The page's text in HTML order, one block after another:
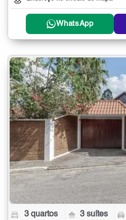
WhatsApp
3 quartos 3 suítes